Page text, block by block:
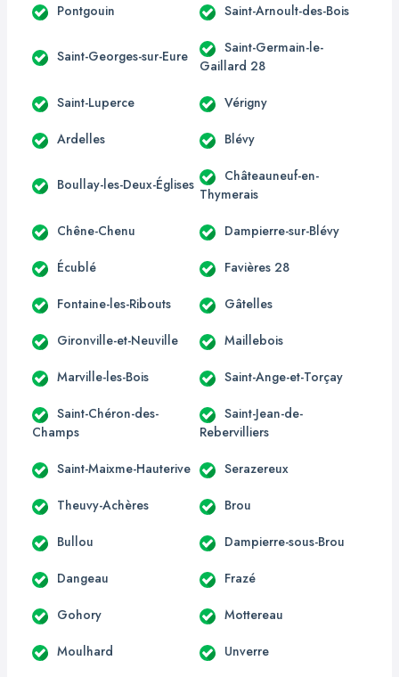
Pontgouin Saint-Arnoult-des-Bois
Saint-Georges-sur-Eure
Saint-Germain-le-
Gaillard 28
Saint-Luperce Vérigny
Ardelles Blévy
Boullay-les-Deux-Églises
Châteauneuf-en-
Thymerais
Chêne-Chenu Dampierre-sur-Blévy
Écublé Favières 28
Fontaine-les-Ribouts Gâtelles
Gironville-et-Neuville Maillebois
Marville-les-Bois Saint-Ange-et-Torçay
Saint-Chéron-des-
Champs
Saint-Jean-de-
Rebervilliers
Saint-Maixme-Hauterive Serazereux
Theuvy-Achères Brou
Bullou Dampierre-sous-Brou
Dangeau Frazé
Gohory Mottereau
Moulhard Unverre